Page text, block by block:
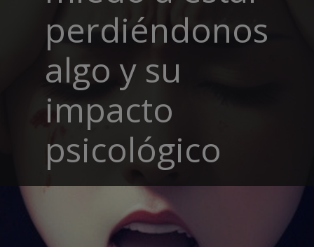
perdiéndonos
algo y su
impacto
psicológico